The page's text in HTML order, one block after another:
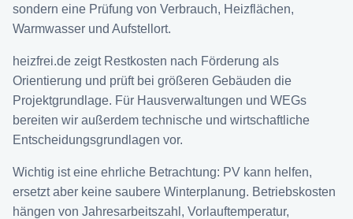
sondern eine Prüfung von Verbrauch, Heizflächen,
Warmwasser und Aufstellort.
heizfrei.de zeigt Restkosten nach Förderung als
Orientierung und prüft bei größeren Gebäuden die
Projektgrundlage. Für Hausverwaltungen und WEGs
bereiten wir außerdem technische und wirtschaftliche
Entscheidungsgrundlagen vor.
Wichtig ist eine ehrliche Betrachtung: PV kann helfen,
ersetzt aber keine saubere Winterplanung. Betriebskosten
hängen von Jahresarbeitszahl, Vorlauftemperatur,